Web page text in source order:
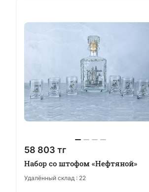
58 803 тг
Набор со штофом «Нефтяной»
Удалённый склад : 22